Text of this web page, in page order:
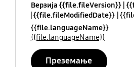
Верзија {{file.fileVersion}}
{{file.fileModifiedDate}}
{{file.languageName}}
{{file.languageName}}
Преземање